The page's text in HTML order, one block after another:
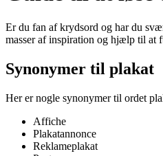
Er du fan af krydsord og har du
masser af inspiration og hjælp til at
Synonymer til plakat
Her er nogle synonymer til ordet
Affiche
Plakatannonce
Reklameplakat